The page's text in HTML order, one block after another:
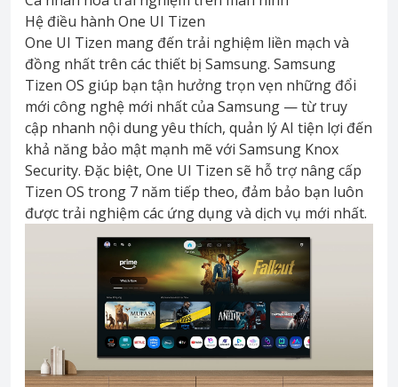
Hệ điều hành One UI Tizen
One UI Tizen mang đến trải nghiệm liền mạch và
đồng nhất trên các thiết bị Samsung. Samsung
Tizen OS giúp bạn tận hưởng trọn vẹn những đổi
mới công nghệ mới nhất của Samsung — từ truy
cập nhanh nội dung yêu thích, quản lý AI tiện lợi đến
khả năng bảo mật mạnh mẽ với Samsung Knox
Security. Đặc biệt, One UI Tizen sẽ hỗ trợ nâng cấp
Tizen OS trong 7 năm tiếp theo, đảm bảo bạn luôn
được trải nghiệm các ứng dụng và dịch vụ mới nhất.